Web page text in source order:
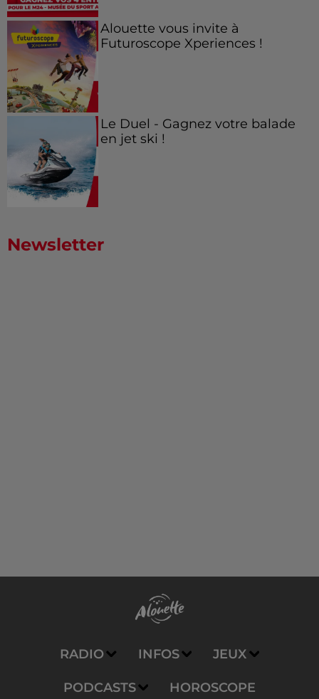
Alouette vous invite à
Futuroscope Xperiences !
Le Duel - Gagnez votre balade
en jet ski !
Newsletter
RADIO INFOS JEUX
PODCASTS HOROSCOPE